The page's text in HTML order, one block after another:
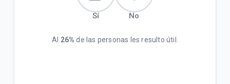
Sí No
Al 26% de las personas les resulto útil.